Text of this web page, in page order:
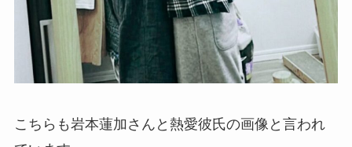
こちらも岩本蓮加さんと熱愛彼氏の画像と言われ